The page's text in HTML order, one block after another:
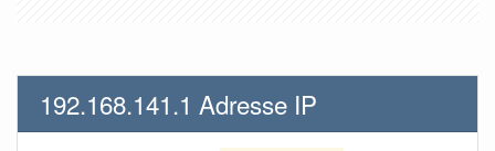
192.168.141.1 Adresse IP